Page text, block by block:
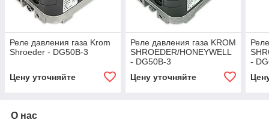
Реле давления газа Krom
Shroeder - DG50B-3
Цену уточняйте
Реле давления газа KROM
SHROEDER/HONEYWELL
- DG50B-3
Цену уточняйте
-
О нас